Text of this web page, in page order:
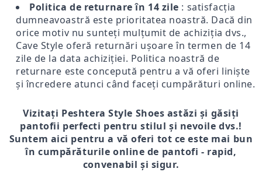
Politica de returnare în 14 zile : satisfacția
dumneavoastră este prioritatea noastră. Dacă din
orice motiv nu sunteți mulțumit de achiziția dvs.,
Cave Style oferă returnări ușoare în termen de 14
zile de la data achiziției. Politica noastră de
returnare este concepută pentru a vă oferi liniște
și încredere atunci când faceți cumpărături online.
Vizitați Peshtera Style Shoes astăzi și găsiți
pantofii perfecti pentru stilul și nevoile dvs.!
Suntem aici pentru a vă oferi tot ce este mai bun
în cumpărăturile online de pantofi - rapid,
convenabil și sigur.